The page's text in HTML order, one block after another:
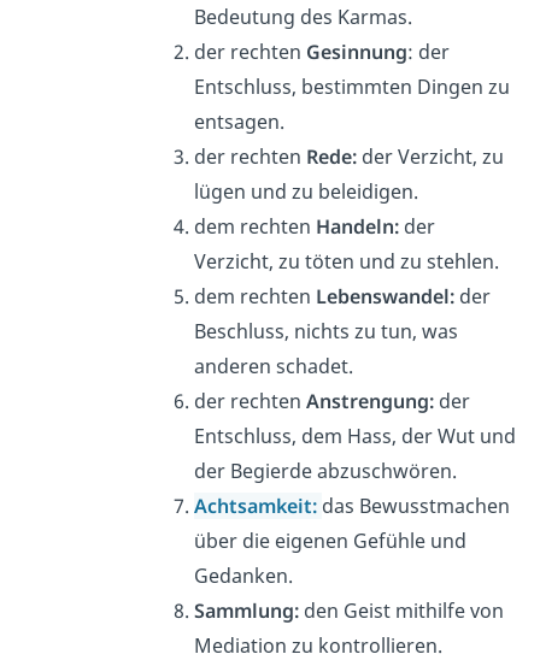
Bedeutung des Karmas.
der rechten Gesinnung: der
Entschluss, bestimmten Dingen zu
entsagen.
der rechten Rede:der Verzicht, zu
lügen und zu beleidigen.
dem rechten Handeln: der
Verzicht, zu töten und zu stehlen.
dem rechten Lebenswandel:der
Beschluss, nichts zu tun, was
anderen schadet.
der rechten Anstrengung: der
Entschluss, dem Hass, der Wut und
der Begierde abzuschwören.
Achtsamkeit: das Bewusstmachen
über die eigenen Gefühle und
Gedanken.
Sammlung:den Geist mithilfe von
Mediation zu kontrollieren.